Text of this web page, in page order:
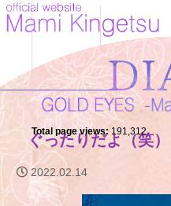
Total page views: 191,312
ぐったりだよ（笑）
2022.02.14